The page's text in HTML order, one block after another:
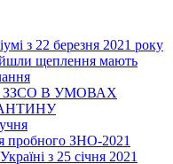
з 22 березня 2021 року
щеплення мають
В УМОВАХ
пробного ЗНО-2021
з 25 січня 2021